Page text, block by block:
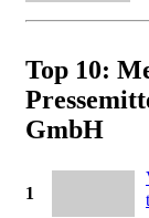
Top 10:
GmbH
1